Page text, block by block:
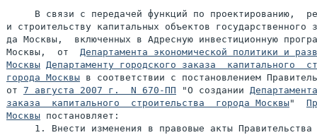
В связи с передачей функций по проектированию,
и строительству капитальных объектов государственного
да Москвы,  включенных в Адресную инвестиционную
Москвы,  от Департамента экономической политики и
Москвы Департаменту городского заказа  капитального
города Москвы в соответствии с постановлением
от 7 августа 2007 г.  N 670-ПП "О создании
заказа  капитального  строительства  города Москвы"
Москвы постановляет:
1. Внести изменения в правовые акты Правительства